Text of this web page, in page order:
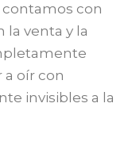
contamos con
la venta y la
a oír con
invisibles a la